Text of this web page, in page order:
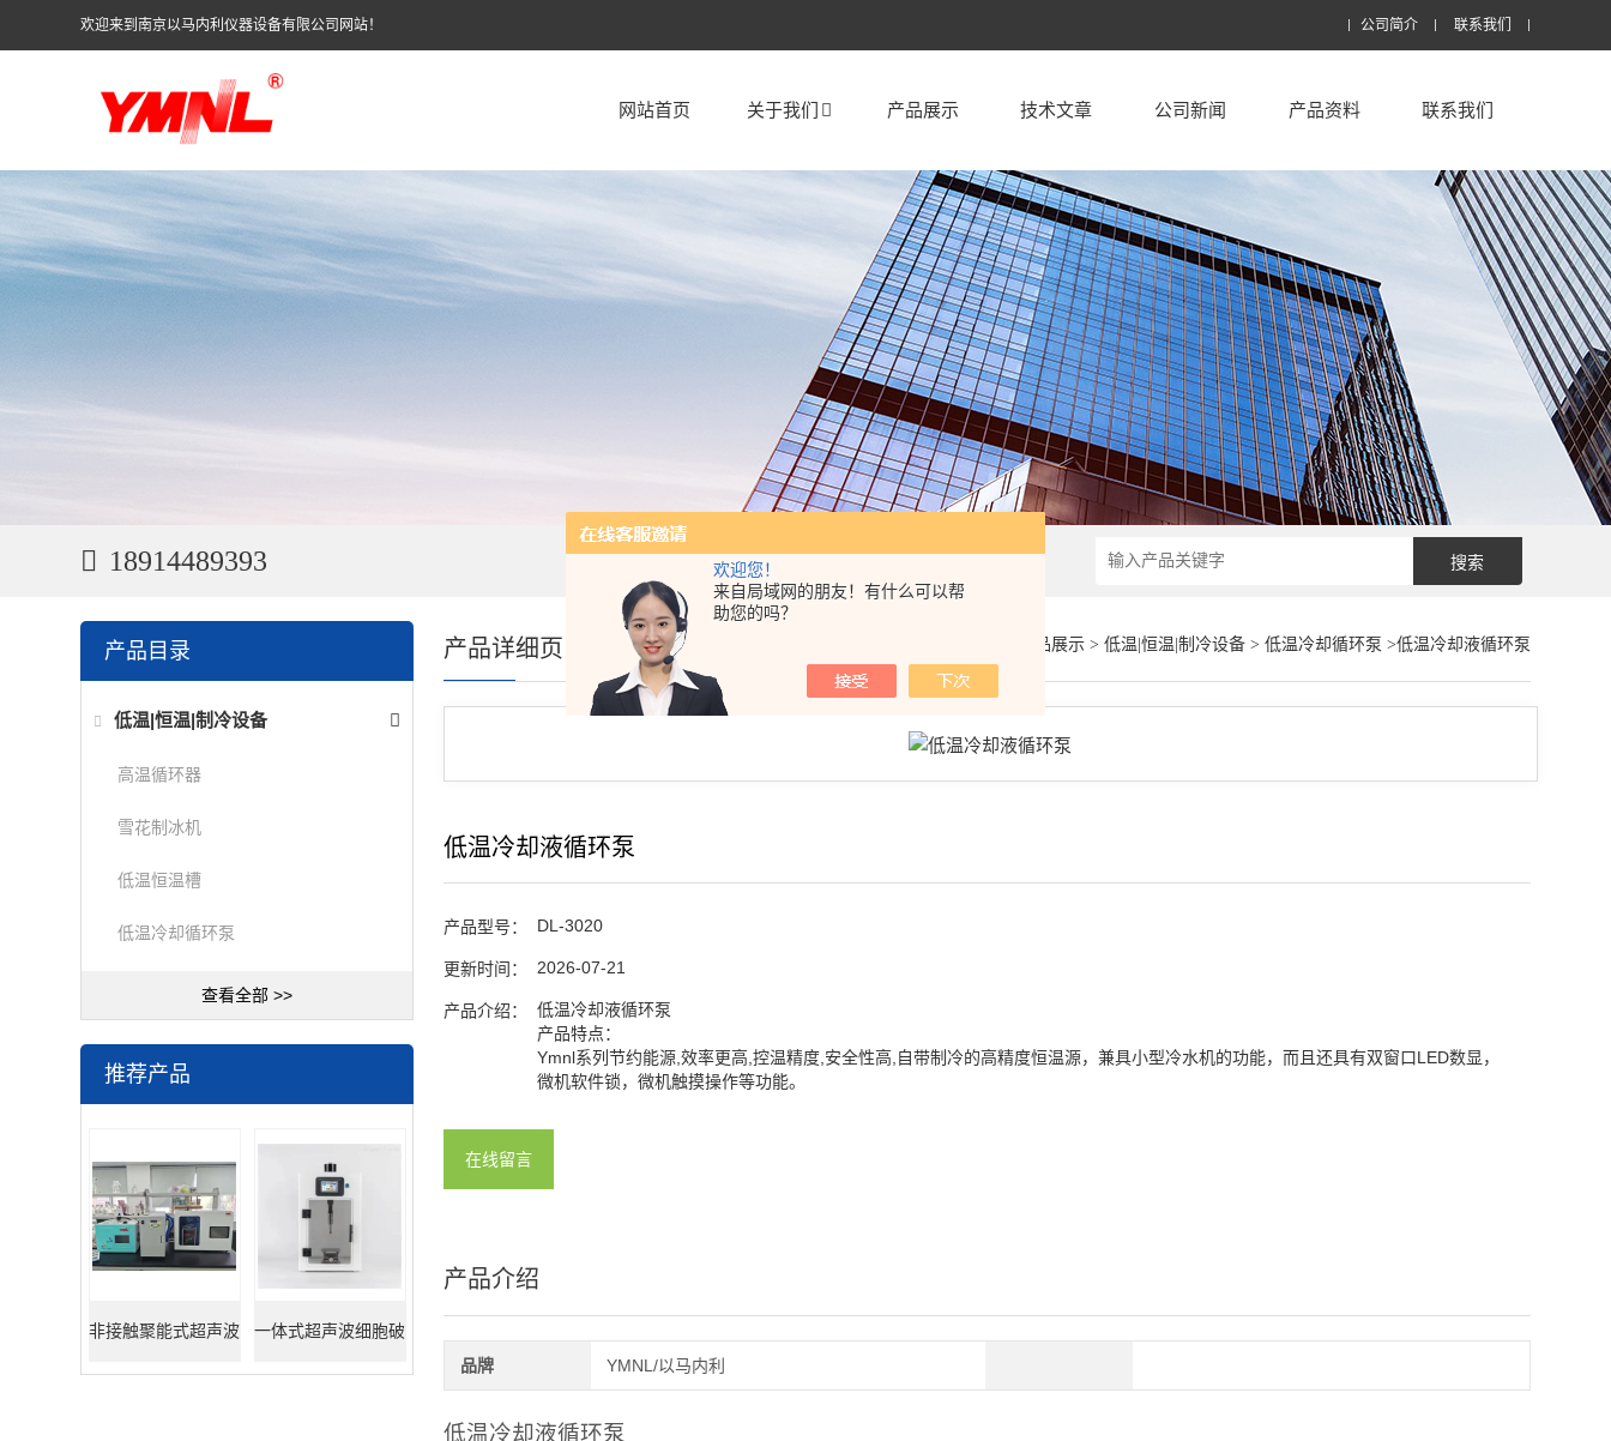
欢迎您！
来自局域网的朋友！有什么可以帮
助您的吗？
欢迎来到南京以马内利仪器设备有限公司网站！ 公司简介 联系我们
网站首页 关于我们 产品展示 技术文章 公司新闻 产品资料 联系我们
18914489393
产品目录
低温|恒温|制冷设备
高温循环器
雪花制冰机
低温恒温槽
低温冷却循环泵
查看全部 >>
推荐产品
非接触聚能式超声波 一体式超声波细胞破
产品展示> 低温|恒温|制冷设备> 低温冷却循环泵 >低温冷却液循环泵
产品详细页
低温冷却液循环泵
产品型号： DL-3020
更新时间： 2026-07-21
产品介绍：
低温冷却液循环泵
产品特点：
Ymnl系列节约能源,效率更高,控温精度,安全性高,自带制冷的高精度恒温源，兼具小型冷水机的功能，而且还具有双窗口LED数显，
微机软件锁，微机触摸操作等功能。
在线留言
产品介绍
品牌 YMNL/以马内利
低温冷却液循环泵